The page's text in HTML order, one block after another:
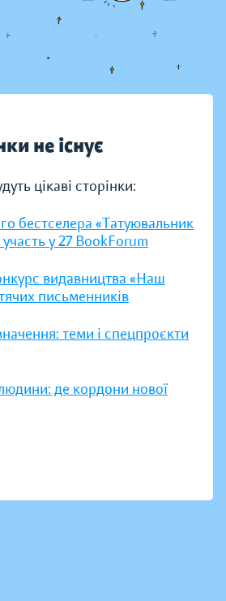
не існує
цікаві сторінки:
бестселера «Татуювальник
у 27 BookForum
видавництва «Наш
письменників
теми і спецпроєкти
де кордони нової